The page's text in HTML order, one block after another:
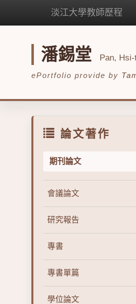
淡江大學教師歷程
潘錫堂 Pan,
ePortfolio provide by
論文著作
期刊論文
會議論文
研究報告
專書
專書單篇
學位論文